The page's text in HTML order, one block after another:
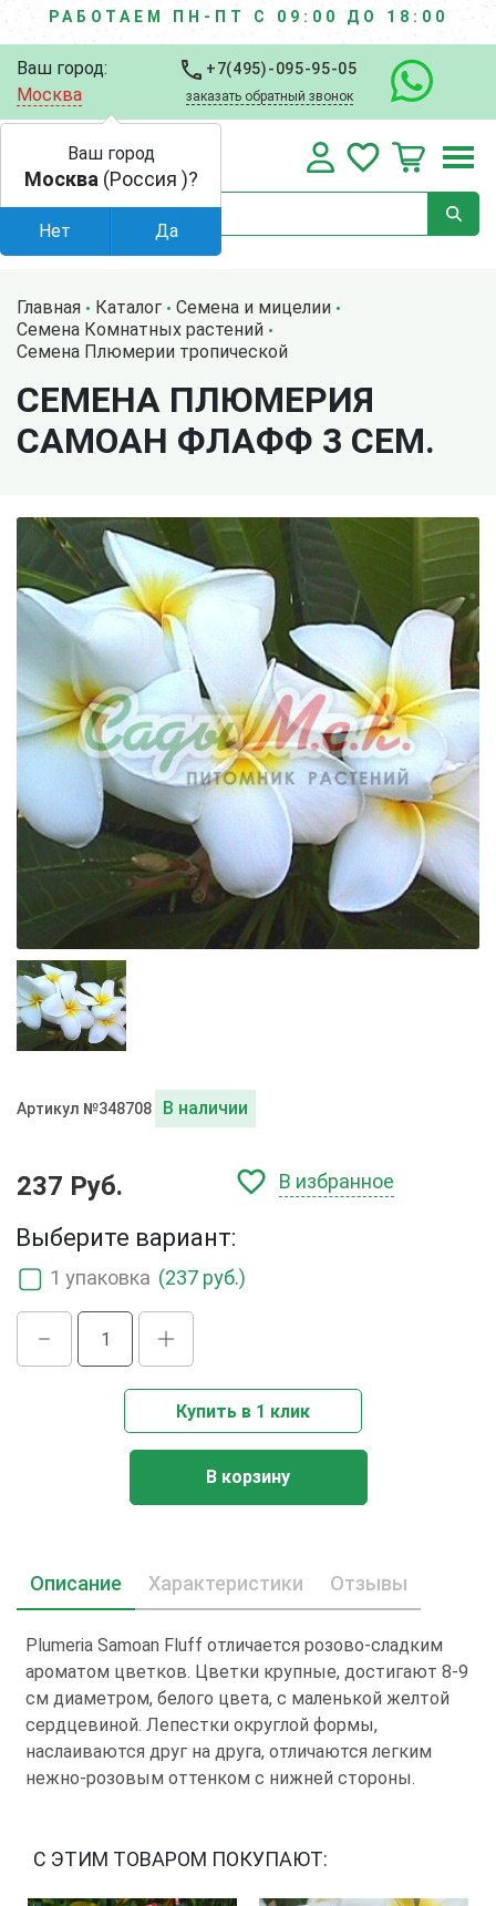
РАБОТАЕМ ПН-ПТ С 09:00 ДО 18:00
Ваш город:
Москва
+7(495)-095-95-05
заказать обратный звонок
Главная Каталог
Семена и мицелии
Семена Комнатных растений
Семена Плюмерии тропической
СЕМЕНА ПЛЮМЕРИЯ
САМОАН ФЛАФФ 3 СЕМ.
Артикул №348708 В наличии
237 Руб. В избранное
Выберите вариант:
1 упаковка (237 руб.)
Купить в 1 клик
В корзину
Описание Характеристики Отзывы
Plumeria Samoan Fluff отличается розово-сладким
ароматом цветков. Цветки крупные, достигают 8-9
см диаметром, белого цвета, с маленькой желтой
сердцевиной. Лепестки округлой формы,
наслаиваются друг на друга, отличаются легким
нежно-розовым оттенком с нижней стороны.
С ЭТИМ ТОВАРОМ ПОКУПАЮТ:
Ваш город
Москва (Россия )?
Нет Да